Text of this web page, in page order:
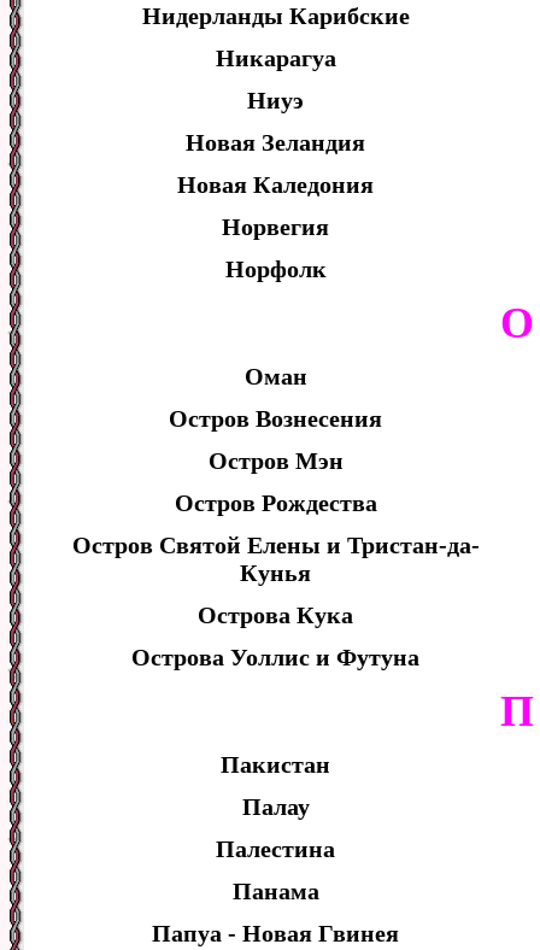
Нидерланды Карибские
Никарагуа
Ниуэ
Новая Зеландия
Новая Каледония
Норвегия
Норфолк
О
Оман
Остров Вознесения
Остров Мэн
Остров Рождества
Остров Святой Елены и Тристан-да-
Кунья
Острова Кука
Острова Уоллис и Футуна
П
Пакистан
Палау
Палестина
Панама
Папуа - Новая Гвинея